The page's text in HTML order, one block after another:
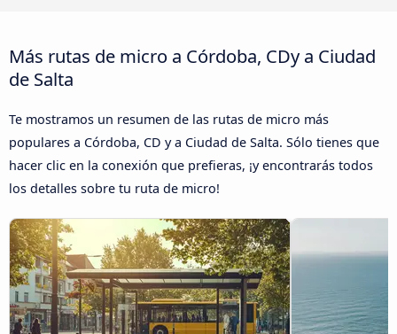
Más rutas de micro a Córdoba, CDy a Ciudad
de Salta
Te mostramos un resumen de las rutas de micro más
populares a Córdoba, CD y a Ciudad de Salta. Sólo tienes que
hacer clic en la conexión que prefieras, ¡y encontrarás todos
los detalles sobre tu ruta de micro!